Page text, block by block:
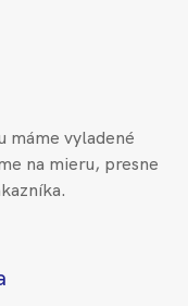
máme vyladené
na mieru, presne